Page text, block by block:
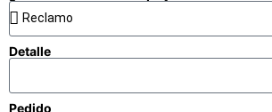
Detalle
Pedido